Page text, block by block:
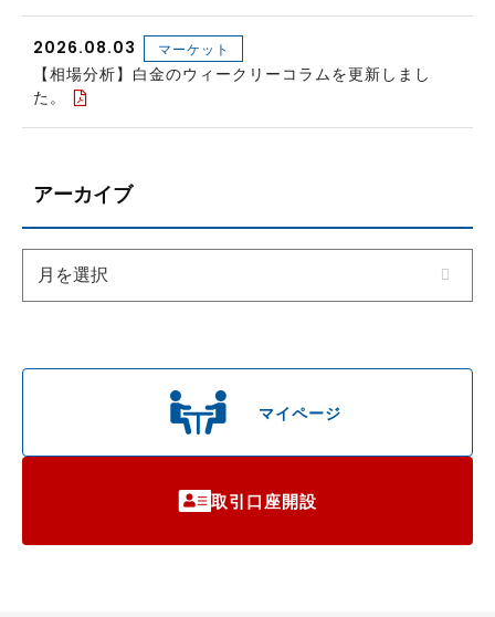
マイページ
取引口座開設
2026.08.03 マーケット
【相場分析】白金のウィークリーコラムを更新しまし
た。
アーカイブ